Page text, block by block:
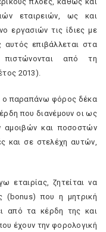
εταιρειών, ως και
εργασιών τις ίδιες με
επιβάλλεται στα
από τη
2013).
ο παραπάνω φόρος δέκα
που διανέμουν οι ως
αμοιβών και ποσοστών
και σε στελέχη αυτών,
εταιρίας, ζητείται να
(bonus) που η μητρική
από τα κέρδη της και
έχουν την φορολογική